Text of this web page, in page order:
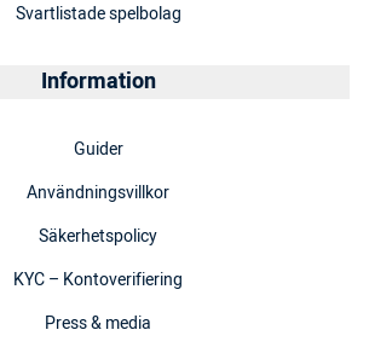
Svartlistade spelbolag
Information
Guider
Användningsvillkor
Säkerhetspolicy
KYC – Kontoverifiering
Press & media